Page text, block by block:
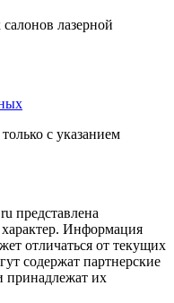
лазерной
с указанием
представлена
Информация
отличаться от текущих
содержат партнерские
принадлежат их